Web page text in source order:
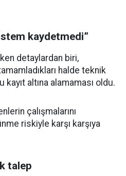
kaydetmedi”
detaylardan biri,
halde teknik
altına alamaması oldu.
çalışmalarını
riskiyle karşı karşıya
talep